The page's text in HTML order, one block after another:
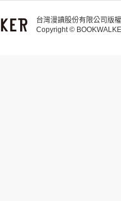
台灣漫讀股份有限公司版
Copyright ©